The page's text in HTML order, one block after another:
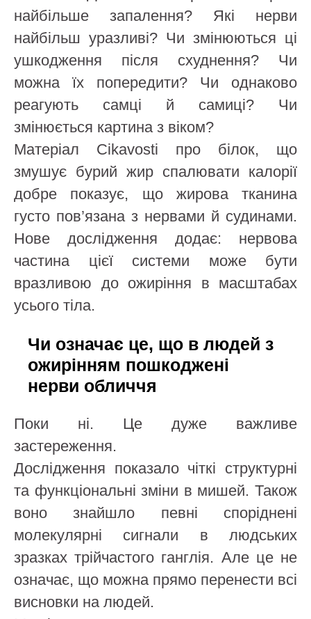
найбільше запалення? Які нерви
найбільш уразливі? Чи змінюються ці
ушкодження після схуднення? Чи
можна їх попередити? Чи однаково
реагують самці й самиці? Чи
змінюється картина з віком?
Матеріал Cikavosti про білок, що
змушує бурий жир спалювати калорії
добре показує, що жирова тканина
густо пов’язана з нервами й судинами.
Нове дослідження додає: нервова
частина цієї системи може бути
вразливою до ожиріння в масштабах
усього тіла.
Чи означає це, що в людей з
ожирінням пошкоджені
нерви обличчя
Поки ні. Це дуже важливе
застереження.
Дослідження показало чіткі структурні
та функціональні зміни в мишей. Також
воно знайшло певні споріднені
молекулярні сигнали в людських
зразках трійчастого ганглія. Але це не
означає, що можна прямо перенести всі
висновки на людей.